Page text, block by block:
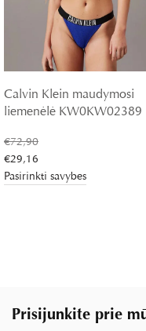
Calvin Klein maudymosi
liemenėlė KW0KW02389
€72,90
€29,16
Pasirinkti savybes
Prisijunkite prie